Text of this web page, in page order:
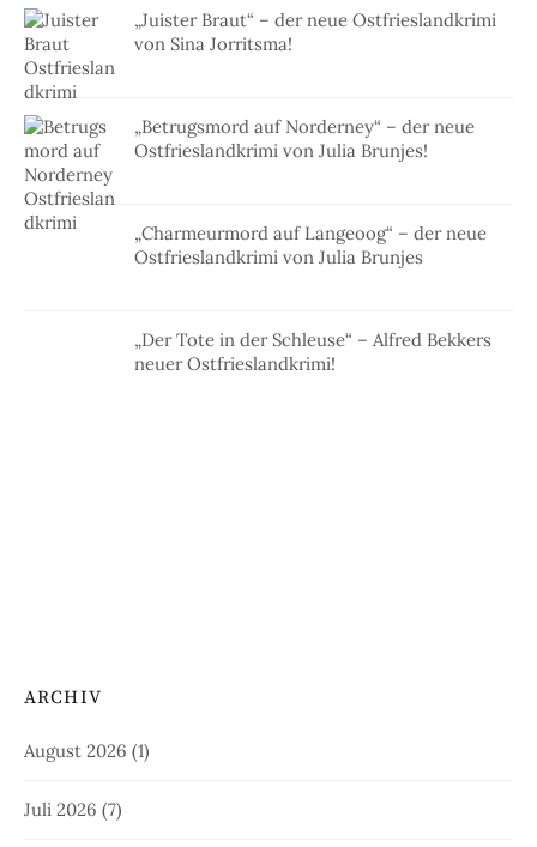
„Juister Braut“ – der neue Ostfrieslandkrimi
von Sina Jorritsma!
„Betrugsmord auf Norderney“ – der neue
Ostfrieslandkrimi von Julia Brunjes!
„Charmeurmord auf Langeoog“ – der neue
Ostfrieslandkrimi von Julia Brunjes
„Der Tote in der Schleuse“ – Alfred Bekkers
neuer Ostfrieslandkrimi!
ARCHIV
August 2026 (1)
Juli 2026 (7)